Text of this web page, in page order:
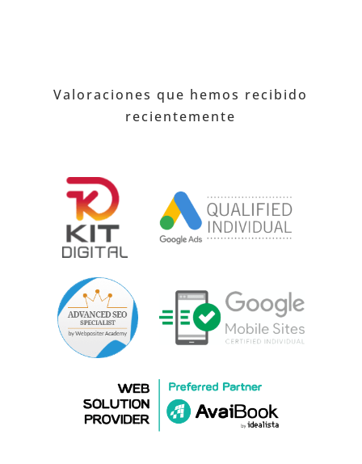
Valoraciones que hemos recibido
recientemente